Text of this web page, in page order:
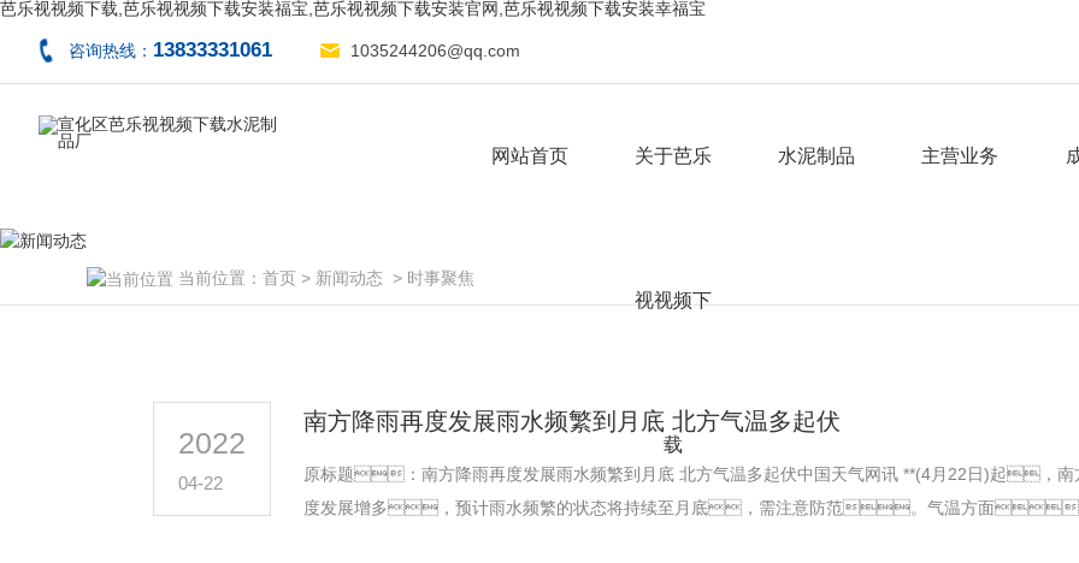
芭乐视视频下载,芭乐视视频下载安装福宝,芭乐视视频下载安装官网,芭乐视视频下载安装幸福宝
咨询热线： 13833331061 1035244206@qq.com
网站首页 关于芭乐
视视频下
载
水泥制品 主营业务
当前位置： 首页 > 新闻动态 > 时事聚焦
2022
04-22
南方降雨再度发展雨水频繁到月底 北方气温多起伏
原标题：南方降雨再度发展雨水频繁到月底 北方气温多起伏中国天气网讯 **(4月22日)起，南
度发展增多，预计雨水频繁的状态将持续至月底，需注意防范。气温方面